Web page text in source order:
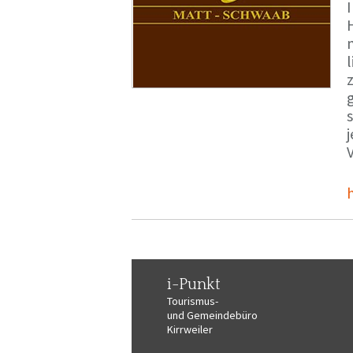
i-Punkt
Tourismus-
und Gemeindebüro
Kirrweiler